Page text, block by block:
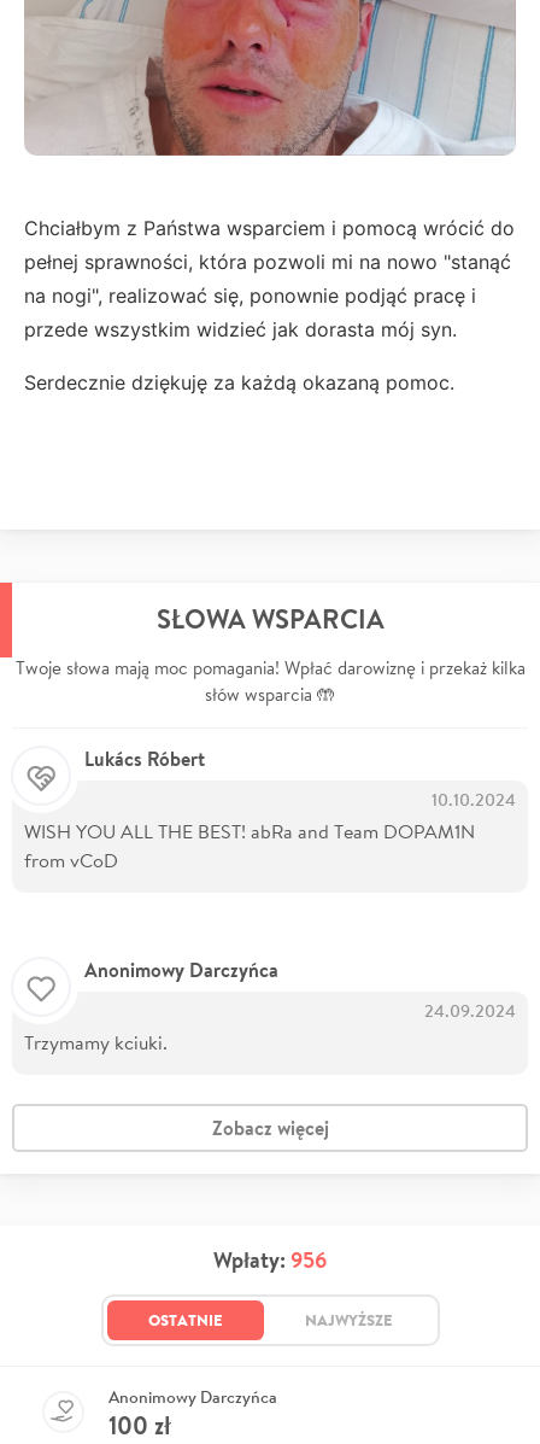
Chciałbym z Państwa wsparciem i pomocą wrócić do
pełnej sprawności, która pozwoli mi na nowo "stanąć
na nogi", realizować się, ponownie podjąć pracę i
przede wszystkim widzieć jak dorasta mój syn.
Serdecznie dziękuję za każdą okazaną pomoc.
SŁOWA WSPARCIA
Twoje słowa mają moc pomagania! Wpłać darowiznę i przekaż kilka
słów wsparcia 🤲
Lukács Róbert
10.10.2024
WISH YOU ALL THE BEST! abRa and Team DOPAM1N
from vCoD
Anonimowy Darczyńca
24.09.2024
Trzymamy kciuki.
Zobacz więcej
Wpłaty: 956
OSTATNIE NAJWYŻSZE
Anonimowy Darczyńca
100 zł